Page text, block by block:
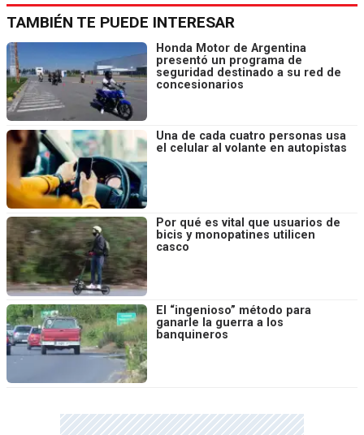
TAMBIÉN TE PUEDE INTERESAR
Honda Motor de Argentina
presentó un programa de
seguridad destinado a su red de
concesionarios
Una de cada cuatro personas usa
el celular al volante en autopistas
Por qué es vital que usuarios de
bicis y monopatines utilicen
casco
El “ingenioso” método para
ganarle la guerra a los
banquineros